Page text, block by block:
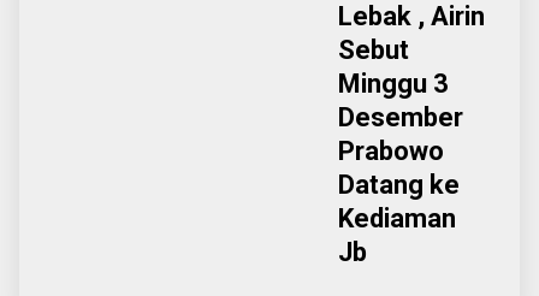
Lebak , Airin
Sebut
Minggu 3
Desember
Prabowo
Datang ke
Kediaman
Jb